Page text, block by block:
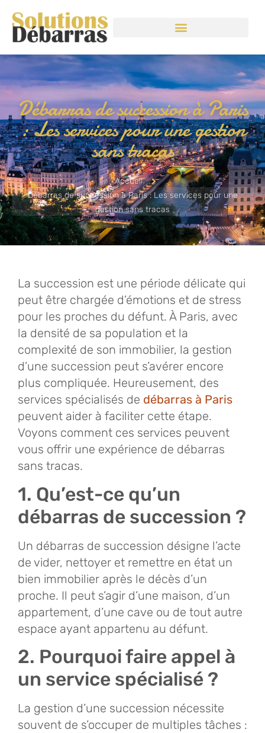
Débarras de succession à Paris
: Les services pour une gestion
sans tracas
Accueil
Débarras de succession à Paris : Les services pour une
gestion sans tracas
La succession est une période délicate qui
peut être chargée d’émotions et de stress
pour les proches du défunt. À Paris, avec
la densité de sa population et la
complexité de son immobilier, la gestion
d’une succession peut s’avérer encore
plus compliquée. Heureusement, des
services spécialisés de débarras à Paris
peuvent aider à faciliter cette étape.
Voyons comment ces services peuvent
vous offrir une expérience de débarras
sans tracas.
1. Qu’est-ce qu’un
débarras de succession ?
Un débarras de succession désigne l’acte
de vider, nettoyer et remettre en état un
bien immobilier après le décès d’un
proche. Il peut s’agir d’une maison, d’un
appartement, d’une cave ou de tout autre
espace ayant appartenu au défunt.
2. Pourquoi faire appel à
un service spécialisé ?
La gestion d’une succession nécessite
souvent de s’occuper de multiples tâches :